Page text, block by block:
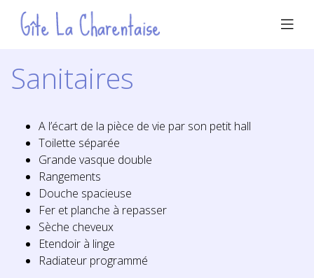
Sanitaires
A l’écart de la pièce de vie par son petit hall
Toilette séparée
Grande vasque double
Rangements
Douche spacieuse
Fer et planche à repasser
Sèche cheveux
Etendoir à linge
Radiateur programmé